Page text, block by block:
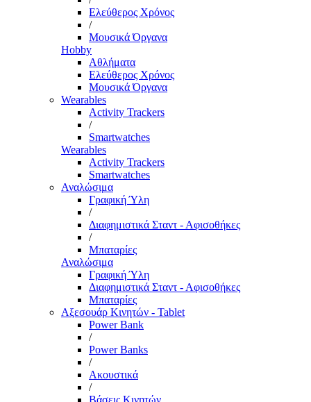
Ελεύθερος Χρόνος
/
Μουσικά Όργανα
Hobby
Αθλήματα
Ελεύθερος Χρόνος
Μουσικά Όργανα
Wearables
Activity Trackers
/
Smartwatches
Wearables
Activity Trackers
Smartwatches
Αναλώσιμα
Γραφική Ύλη
/
Διαφημιστικά Σταντ - Αφισοθήκες
/
Μπαταρίες
Αναλώσιμα
Γραφική Ύλη
Διαφημιστικά Σταντ - Αφισοθήκες
Μπαταρίες
Αξεσουάρ Κινητών - Tablet
Power Bank
/
Power Banks
/
Ακουστικά
/
Βάσεις Κινητών